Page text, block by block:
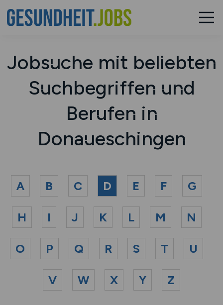
Jobsuche mit beliebten
Suchbegriffen und
Berufen in
Donaueschingen
A B C D E F G
H I J K L M N
O P Q R S T U
V W X Y Z